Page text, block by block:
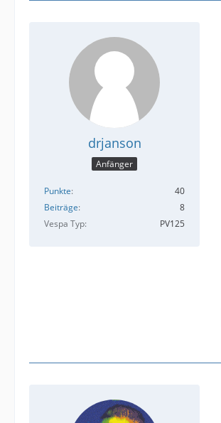
drjanson
Anfänger
Punkte
40
Beiträge
8
Vespa Typ
PV125